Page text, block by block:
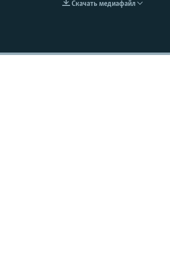
EMBED
Скачать медиафайл